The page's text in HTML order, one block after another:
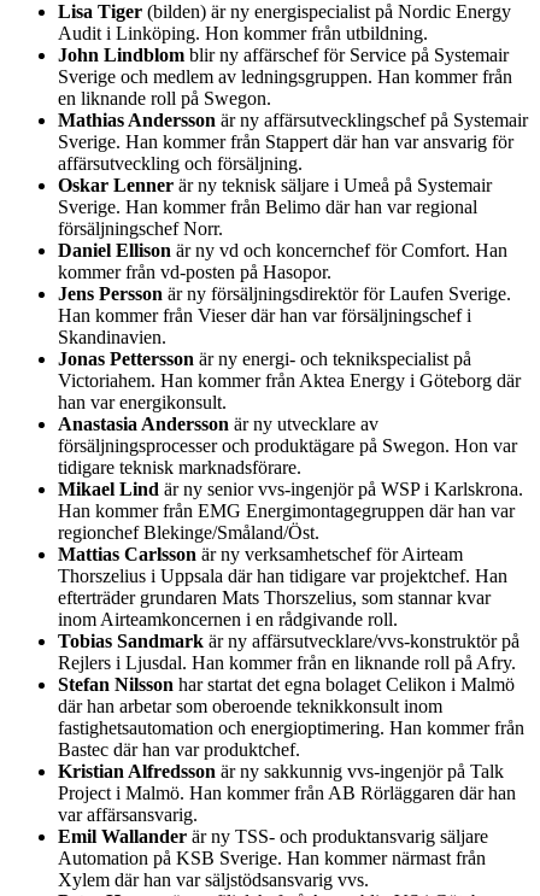
Lisa Tiger (bilden) är ny energispecialist på Nordic Energy
Audit i Linköping. Hon kommer från utbildning.
John Lindblom blir ny affärschef för Service på Systemair
Sverige och medlem av ledningsgruppen. Han kommer från
en liknande roll på Swegon.
Mathias Andersson är ny affärsutvecklingschef på Systemair
Sverige. Han kommer från Stappert där han var ansvarig för
affärsutveckling och försäljning.
Oskar Lenner är ny teknisk säljare i Umeå på Systemair
Sverige. Han kommer från Belimo där han var regional
försäljningschef Norr.
Daniel Ellison är ny vd och koncernchef för Comfort. Han
kommer från vd-posten på Hasopor.
Jens Persson är ny försäljningsdirektör för Laufen Sverige.
Han kommer från Vieser där han var försäljningschef i
Skandinavien.
Jonas Pettersson är ny energi- och teknikspecialist på
Victoriahem. Han kommer från Aktea Energy i Göteborg där
han var energikonsult.
Anastasia Andersson är ny utvecklare av
försäljningsprocesser och produktägare på Swegon. Hon var
tidigare teknisk marknadsförare.
Mikael Lind är ny senior vvs-ingenjör på WSP i Karlskrona.
Han kommer från EMG Energimontagegruppen där han var
regionchef Blekinge/Småland/Öst.
Mattias Carlsson är ny verksamhetschef för Airteam
Thorszelius i Uppsala där han tidigare var projektchef. Han
efterträder grundaren Mats Thorszelius, som stannar kvar
inom Airteamkoncernen i en rådgivande roll.
Tobias Sandmark är ny affärsutvecklare/vvs-konstruktör på
Rejlers i Ljusdal. Han kommer från en liknande roll på Afry.
Stefan Nilsson har startat det egna bolaget Celikon i Malmö
där han arbetar som oberoende teknikkonsult inom
fastighetsautomation och energioptimering. Han kommer från
Bastec där han var produktchef.
Kristian Alfredsson är ny sakkunnig vvs-ingenjör på Talk
Project i Malmö. Han kommer från AB Rörläggaren där han
var affärsansvarig.
Emil Wallander är ny TSS- och produktansvarig säljare
Automation på KSB Sverige. Han kommer närmast från
Xylem där han var säljstödsansvarig vvs.